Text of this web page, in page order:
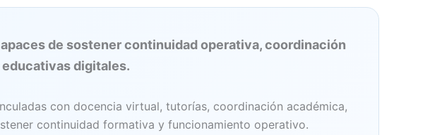
de sostener continuidad operativa, coordinación
digitales.
con docencia virtual, tutorías, coordinación académica,
continuidad formativa y funcionamiento operativo.